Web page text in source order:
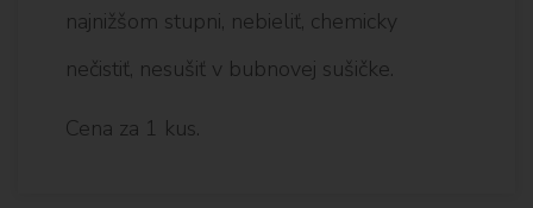
najnižšom stupni, nebieliť, chemicky
nečistiť, nesušiť v bubnovej sušičke.
Cena za 1 kus.